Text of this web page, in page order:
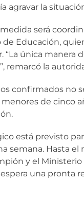
agravar la
será
de Educación,
“La única
remarcó la
confirmados no
de cinco
está previsto
semana. Hasta
y el
una pronta